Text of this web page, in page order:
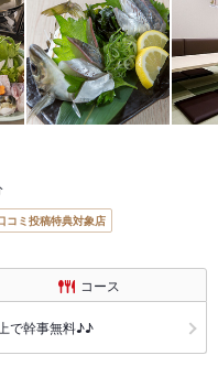
コミ投稿特典対象店
コース
で幹事無料♪♪